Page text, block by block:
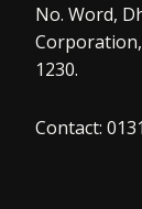
No. Word,
1230.
Contact: